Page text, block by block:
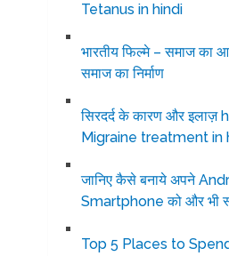
Tetanus in hindi
भारतीय फिल्मे – समाज का
समाज का निर्माण
सिरदर्द के कारण और
Migraine treatment in
जानिए कैसे बनाये अपने
Smartphone को और भी
Top 5 Places to